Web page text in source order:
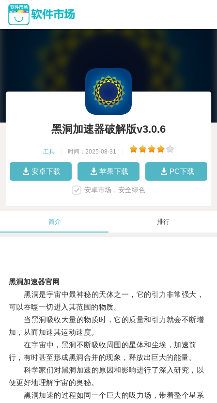
黑洞加速器破解版v3.0.6
工具 时间：2025-08-31
安卓下载 苹果下载 PC下载
安卓市场，安全绿色
简介 排行
黑洞加速器官网
黑洞是宇宙中最神秘的天体之一，它的引力非常强大，
可以吞噬一切进入其范围的物质。
当黑洞吸收大量的物质时，它的质量和引力就会不断增
加，从而加速其运动速度。
在宇宙中，黑洞不断吸收周围的星体和尘埃，加速前
行，有时甚至形成黑洞合并的现象，释放出巨大的能量。
科学家们对黑洞加速的原因和影响进行了深入研究，以
便更好地理解宇宙的奥秘。
黑洞加速的过程如同一个巨大的吸力场，带着整个星系